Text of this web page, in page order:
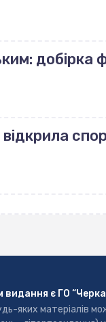
добірка
є ГО
яких матеріалів